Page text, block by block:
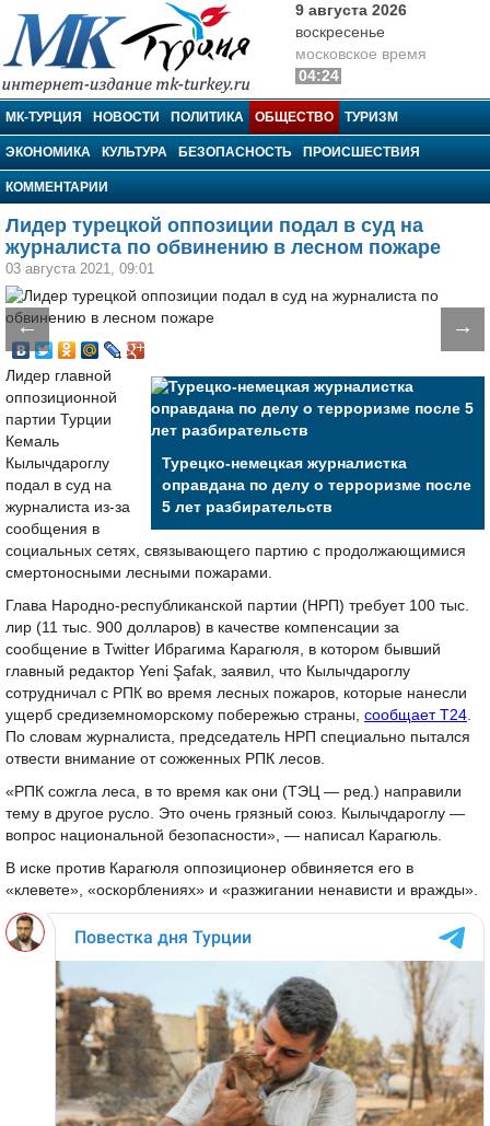
МК-Турция
9 августа 2026
воскресенье
московское время
04:24
МК-ТУРЦИЯ НОВОСТИ ПОЛИТИКА ОБЩЕСТВО ТУРИЗМ
ЭКОНОМИКА КУЛЬТУРА БЕЗОПАСНОСТЬ ПРОИСШЕСТВИЯ
КОММЕНТАРИИ
Лидер турецкой оппозиции подал в суд на
журналиста по обвинению в лесном пожаре
03 августа 2021, 09:01
← →
Турецко-немецкая журналистка
оправдана по делу о терроризме после
5 лет разбирательств
Лидер главной
оппозиционной
партии Турции
Кемаль
Кылычдароглу
подал в суд на
журналиста из-за
сообщения в
социальных сетях, связывающего партию с продолжающимися
смертоносными лесными пожарами.
Глава Народно-республиканской партии (НРП) требует 100 тыс.
лир (11 тыс. 900 долларов) в качестве компенсации за
сообщение в Twitter Ибрагима Карагюля, в котором бывший
главный редактор Yeni Şafak, заявил, что Кылычдароглу
сотрудничал с РПК во время лесных пожаров, которые нанесли
ущерб средиземноморскому побережью страны, сообщает T24.
По словам журналиста, председатель НРП специально пытался
отвести внимание от сожженных РПК лесов.
«РПК сожгла леса, в то время как они (ТЭЦ — ред.) направили
тему в другое русло. Это очень грязный союз. Кылычдароглу —
вопрос национальной безопасности», — написал Карагюль.
В иске против Карагюля оппозиционер обвиняется его в
«клевете», «оскорблениях» и «разжигании ненависти и вражды».